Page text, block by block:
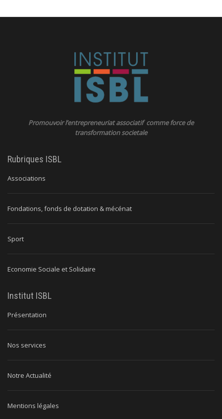
Promouvoir l’entrepreneuriat associatif comme force de
transformation societale
Rubriques ISBL
Associations
Fondations, fonds de dotation & mécénat
Sport
Economie Sociale et Solidaire
Institut ISBL
Présentation
Nos services
Notre Actualité
Mentions légales